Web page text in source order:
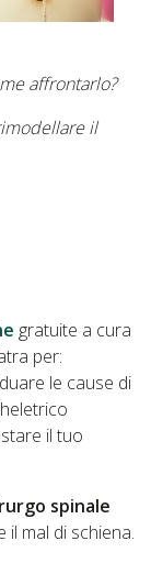
affrontarlo?
il
gratuite a cura
per:
le cause di
il tuo
spinale
mal di schiena.